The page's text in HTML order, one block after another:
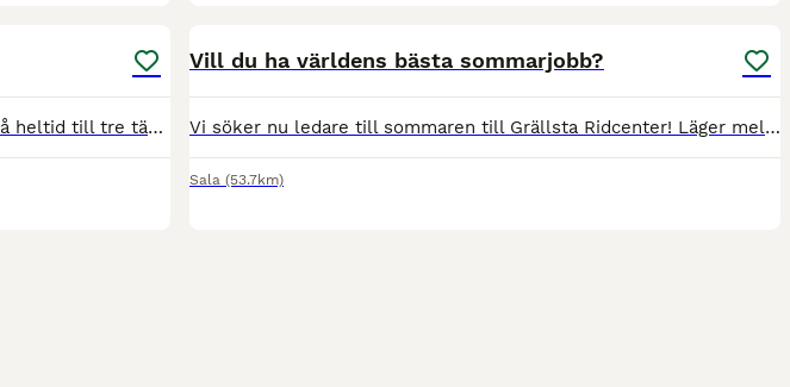
Vi söker en erfaren och ansvarfull hästskötare på heltid till tre tävlingshopphästar uppstallade i ett modernt stall med full service i Danderyd. Rollen passar dig som har god hästvana och erfarenhet
Vill du ha världens bästa sommarjobb?
Vi söker nu ledare till sommaren till Grällsta Ridcenter! Läger mellan helgen v24 till helgen v33. Man jobbar veckovis lördag till lördag med möjlighet att bo kvar på gården, man har även möjlighet at
Sala (53.7km)